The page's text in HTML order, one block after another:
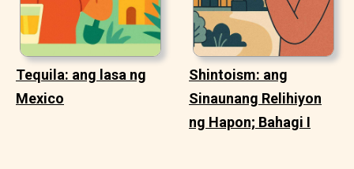
Tequila: ang lasa ng
Mexico
Shintoism: ang
Sinaunang Relihiyon
ng Hapon; Bahagi I